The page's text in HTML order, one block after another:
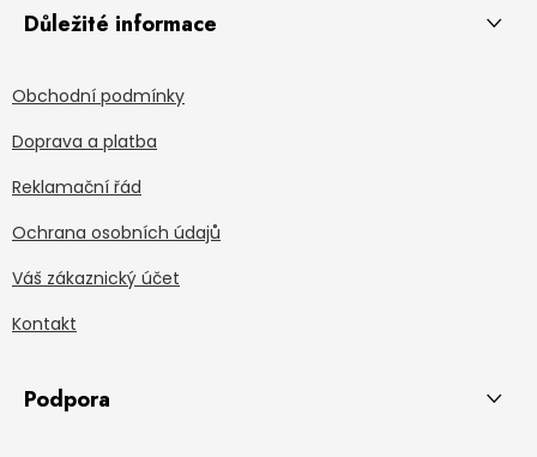
Důležité informace
Obchodní podmínky
Doprava a platba
Reklamační řád
Ochrana osobních údajů
Váš zákaznický účet
Kontakt
Podpora